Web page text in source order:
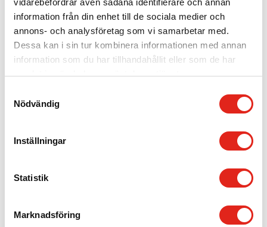
information från din enhet till de sociala medier och
annons- och analysföretag som vi samarbetar med.
Dessa kan i sin tur kombinera informationen med annan
information som du har tillhandahållit eller som de har
samlat in när du har använt deras tjänster.
Nödvändig
Inställningar
Statistik
Marknadsföring
BP5041 – Sidogummi
BP5042 – Bakre gummi
När ni anlitar oss på